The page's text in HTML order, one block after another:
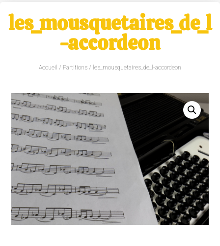
les_mousquetaires_de_l
-accordeon
Accueil / Partitions / les_mousquetaires_de_l-accordeon